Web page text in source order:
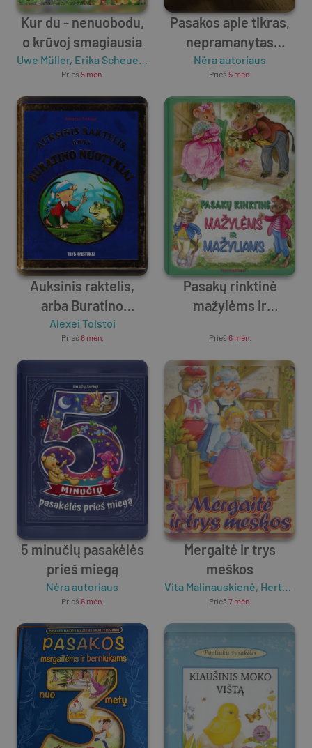
Kur du - nenuobodu,
o krūvoj smagiausia
Uwe Müller, Erika Scheuering
Prieš 5 mėn.
Pasakos apie tikras,
nepramanytas
karalaites
Nėra autoriaus
Prieš 5 mėn.
Auksinis raktelis,
arba Buratino
nuotykiai
Alexei Tolstoi
Prieš 6 mėn.
Pasakų rinktinė
mažylėms ir
Prieš 6 mėn.
5 minučių pasakėlės
prieš miegą
Nėra autoriaus
Prieš 6 mėn.
Mergaitė ir trys
meškos
Vita Malinauskienė, Herta Matulionytė-Burbienė
Prieš 7 mėn.